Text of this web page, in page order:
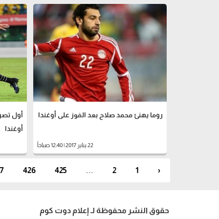
روما يهنئ محمد صلاح بعد الفوز على أوغندا
22 يناير 2017 | 12:40 صباحاً
أول
أوغندا
‹
1
2
...
425
426
حقوق النشر محفوظة لـ إعلام دوت كوم